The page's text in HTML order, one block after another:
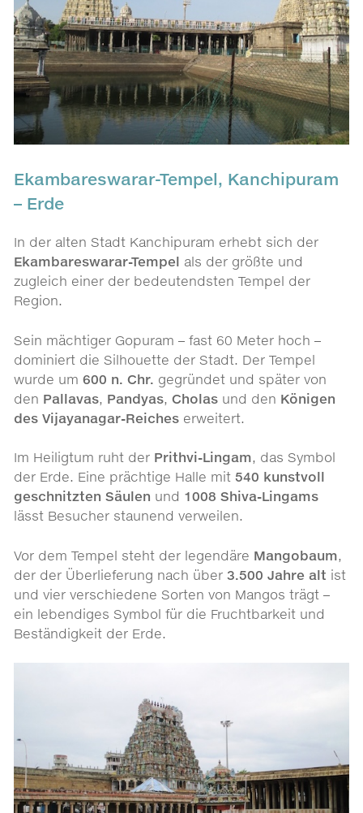
Ekambareswarar-Tempel, Kanchipuram
– Erde
In der alten Stadt Kanchipuram erhebt sich der
Ekambareswarar-Tempel als der größte und
zugleich einer der bedeutendsten Tempel der
Region.
Sein mächtiger Gopuram – fast 60 Meter hoch –
dominiert die Silhouette der Stadt. Der Tempel
wurde um600 n. Chr. gegründet und später von
den Pallavas, Pandyas,Cholas und den Königen
des Vijayanagar-Reiches erweitert.
Im Heiligtum ruht der Prithvi-Lingam, das Symbol
der Erde. Eine prächtige Halle mit540 kunstvoll
geschnitzten Säulen und 1008 Shiva-Lingams
lässt Besucher staunend verweilen.
Vor dem Tempel steht der legendäre Mango­baum,
der der Überlieferung nach über3.500 Jahre alt ist
und vier verschiedene Sorten von Mangos trägt –
ein lebendiges Symbol für die Fruchtbarkeit und
Beständigkeit der Erde.